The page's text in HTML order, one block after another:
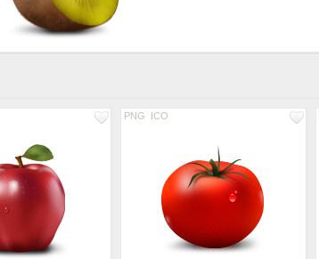
PNG ICO